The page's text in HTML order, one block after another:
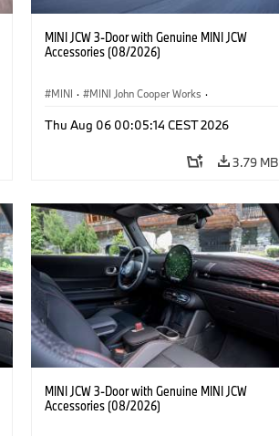
MINI JCW 3-Door with Genuine MINI JCW
Accessories (08/2026)
MINI · MINI John Cooper Works ·
Optional Extras, Accessories
Thu Aug 06 00:05:14 CEST 2026
3.79 MB
MINI JCW 3-Door with Genuine MINI JCW
Accessories (08/2026)